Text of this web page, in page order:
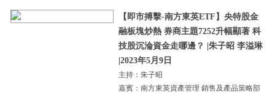
【即市搏擊-南方東英ETF】央特股金
融板塊炒熱 券商主題7252升幅顯著 科
技股沉淪資金走哪邊？ |朱子昭 李溢琳
|2023年5月9日
主持：朱子昭
嘉賓：南方東英資產管理 銷售及產品策略部